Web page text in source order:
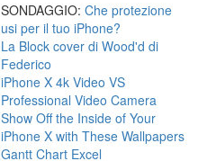
SONDAGGIO:Che protezione
usi per il tuo iPhone?
La Block cover di Wood'd di
Federico
iPhone X 4k Video VS
Professional Video Camera
Show Off the Inside of Your
iPhone X with These Wallpapers
Gantt Chart Excel